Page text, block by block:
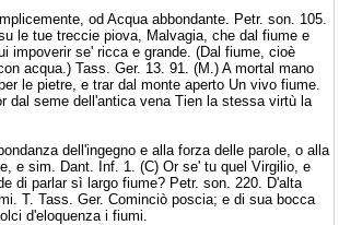
od Acqua abbondante. Petr. son. 105.
le tue treccie piova, Malvagia, che dal fiume e
impoverir se' ricca e grande. (Dal fiume, cioè
acqua.) Tass. Ger. 13. 91. (M.) A mortal mano
le pietre, e trar dal monte aperto Un vivo fiume.
dal seme dell'antica vena Tien la stessa virtù la
dell'ingegno e alla forza delle parole, o alla
e sim. Dant. Inf. 1. (C) Or se' tu quel Virgilio, e
di parlar sì largo fiume? Petr. son. 220. D'alta
T. Tass. Ger. Cominciò poscia; e di sua bocca
d'eloquenza i fiumi.